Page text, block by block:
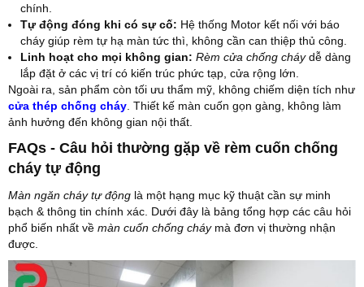
chính.
Tự động đóng khi có sự cố: Hệ thống Motor kết nối với báo
cháy giúp rèm tự hạ màn tức thì, không cần can thiệp thủ công.
Linh hoạt cho mọi không gian: Rèm cửa chống cháydễ dàng
lắp đặt ở các vị trí có kiến trúc phức tạp, cửa rộng lớn.
Ngoài ra, sản phẩm còn tối ưu thẩm mỹ, không chiếm diện tích như
cửa thép chống cháy . Thiết kế màn cuốn gọn gàng, không làm
ảnh hưởng đến không gian nội thất.
FAQs - Câu hỏi thường gặp về rèm cuốn chống
cháy tự động
Màn ngăn cháy tự động là một hạng mục kỹ thuật cần sự minh
bạch & thông tin chính xác. Dưới đây là bảng tổng hợp các câu hỏi
phổ biến nhất về màn cuốn chống cháymà đơn vị thường nhận
được.